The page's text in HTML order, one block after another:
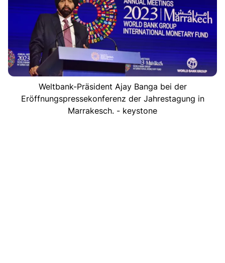
Weltbank-Präsident Ajay Banga bei der
Eröffnungspressekonferenz der Jahrestagung in
Marrakesch. - keystone